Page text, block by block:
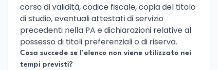
corso di validità, codice fiscale, copia del titolo
di studio, eventuali attestati di servizio
precedenti nella PA e dichiarazioni relative al
possesso di titoli preferenziali o di riserva.
Cosa succede se l'elenco non viene utilizzato nei
tempi previsti?